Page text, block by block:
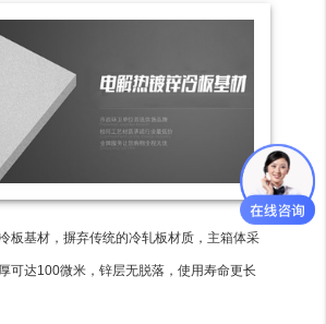
板基材，摒弃传统的冷轧板材质，主箱体采
可达100微米，锌层无脱落，使用寿命更长